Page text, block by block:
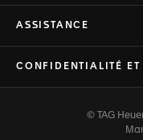
ASSISTANCE
CONFIDENTIALITÉ
© TAG